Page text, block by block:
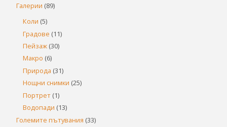
Галерии (89)
Коли (5)
Градове (11)
Пейзаж (30)
Макро (6)
Природа (31)
Нощни снимки (25)
Портрет (1)
Водопади (13)
Големите пътувания (33)